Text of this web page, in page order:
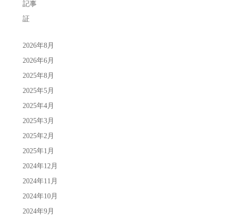
記事
証
2026年8月
2026年6月
2025年8月
2025年5月
2025年4月
2025年3月
2025年2月
2025年1月
2024年12月
2024年11月
2024年10月
2024年9月